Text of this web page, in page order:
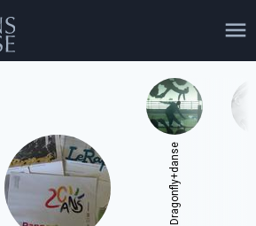
shop
tel facebook soutien
Dragonfly+danse